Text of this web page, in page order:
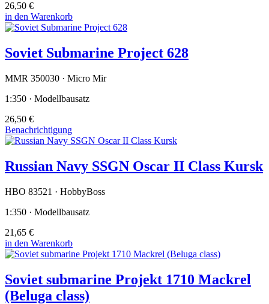
26,50 €
in den Warenkorb
Soviet Submarine Project 628
MMR 350030 · Micro Mir
1:350 · Modellbausatz
26,50 €
Benachrichtigung
Russian Navy SSGN Oscar II Class Kursk
HBO 83521 · HobbyBoss
1:350 · Modellbausatz
21,65 €
in den Warenkorb
Soviet submarine Projekt 1710 Mackrel
(Beluga class)